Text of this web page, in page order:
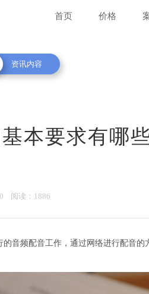
首页 价格
资讯内容
本要求有哪
阅读：1886
的音频配音工作，通过网络进行配音